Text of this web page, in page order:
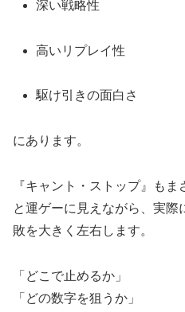
深い戦略性
高いリプレイ性
駆け引きの面白さ
にあります。
『キャント・ストップ』も
と運ゲーに見えながら、実
敗を大きく左右します。
「どこで止めるか」
「どの数字を狙うか」